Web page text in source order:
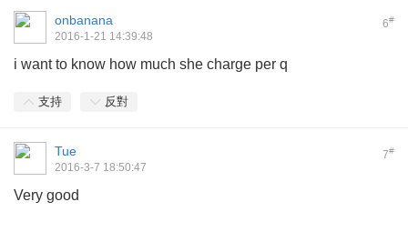
6#
onbanana
2016-1-21 14:39:48
i want to know how much she charge per q
支持 反對
7#
Tue
2016-3-7 18:50:47
Very good